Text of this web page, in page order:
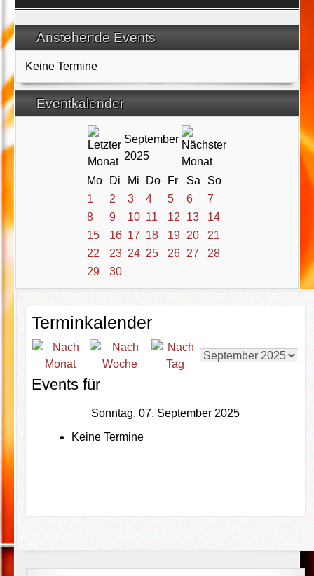
Anstehende Events
Keine Termine
Eventkalender
September
2025
Mo Di Mi Do Fr Sa
So
1
2 3 4 5 6
7
8
9 10 11 12 13
14
15
16 17 18 19 20
21
22
23 24 25 26 27
28
29
30
Terminkalender
Events für
Sonntag, 07. September 2025
Keine Termine